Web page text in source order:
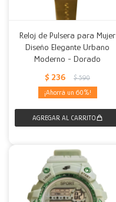
Reloj de Pulsera para Mujer
Diseño Elegante Urbano
Moderno - Dorado
$ 236 $ 590
60